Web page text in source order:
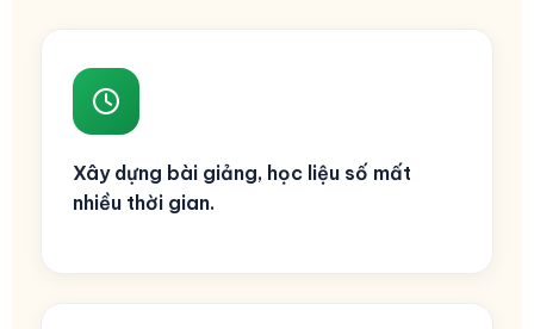
Xây dựng bài giảng, học liệu số mất
nhiều thời gian.